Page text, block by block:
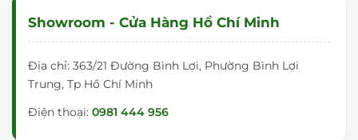
Showroom - Cửa Hàng Hồ Chí Minh
Địa chỉ: 363/21 Đường Bình Lợi, Phường Bình Lợi
Trung, Tp Hồ Chí Minh
Điện thoại: 0981 444 956